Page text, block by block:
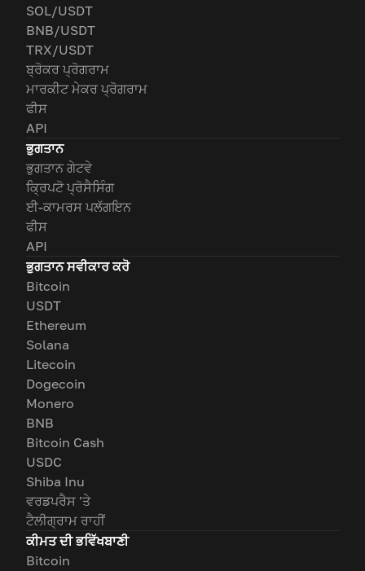
SOL/USDT
BNB/USDT
TRX/USDT
ਬ੍ਰੋਕਰ ਪ੍ਰੋਗਰਾਮ
ਮਾਰਕੀਟ ਮੇਕਰ ਪ੍ਰੋਗਰਾਮ
ਫੀਸ
API
ਭੁਗਤਾਨ
ਭੁਗਤਾਨ ਗੇਟਵੇ
ਕ੍ਰਿਪਟੋ ਪ੍ਰੋਸੈਸਿੰਗ
ਈ-ਕਾਮਰਸ ਪਲੱਗਇਨ
ਫੀਸ
API
ਭੁਗਤਾਨ ਸਵੀਕਾਰ ਕਰੋ
Bitcoin
USDT
Ethereum
Solana
Litecoin
Dogecoin
Monero
BNB
Bitcoin Cash
USDC
Shiba Inu
ਵਰਡਪਰੈਸ 'ਤੇ
ਟੈਲੀਗ੍ਰਾਮ ਰਾਹੀਂ
ਕੀਮਤ ਦੀ ਭਵਿੱਖਬਾਣੀ
Bitcoin